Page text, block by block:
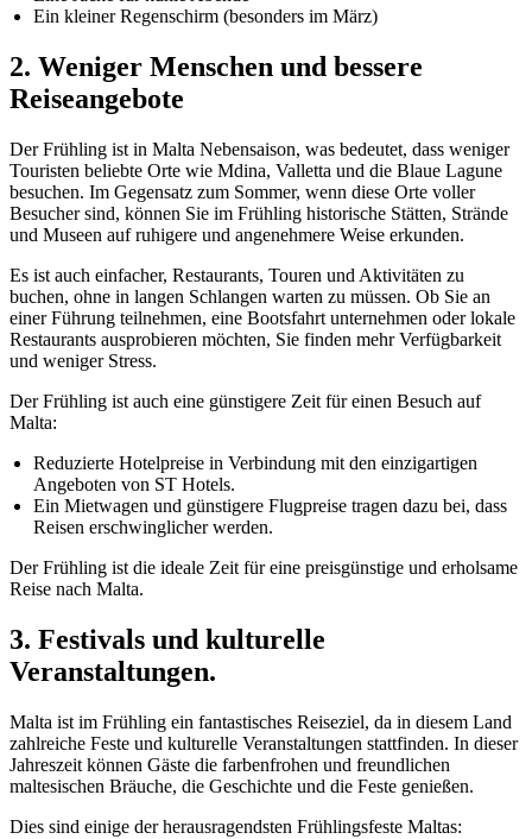
Ein kleiner Regenschirm (besonders im März)
2. Weniger Menschen und bessere
Reiseangebote
Der Frühling ist in Malta Nebensaison, was bedeutet, dass weniger
Touristen beliebte Orte wie Mdina, Valletta und die Blaue Lagune
besuchen. Im Gegensatz zum Sommer, wenn diese Orte voller
Besucher sind, können Sie im Frühling historische Stätten, Strände
und Museen auf ruhigere und angenehmere Weise erkunden.
Es ist auch einfacher, Restaurants, Touren und Aktivitäten zu
buchen, ohne in langen Schlangen warten zu müssen. Ob Sie an
einer Führung teilnehmen, eine Bootsfahrt unternehmen oder lokale
Restaurants ausprobieren möchten, Sie finden mehr Verfügbarkeit
und weniger Stress.
Der Frühling ist auch eine günstigere Zeit für einen Besuch auf
Malta:
Reduzierte Hotelpreise in Verbindung mit den einzigartigen
Angeboten von ST Hotels.
Ein Mietwagen und günstigere Flugpreise tragen dazu bei, dass
Reisen erschwinglicher werden.
Der Frühling ist die ideale Zeit für eine preisgünstige und erholsame
Reise nach Malta.
3. Festivals und kulturelle
Veranstaltungen.
Malta ist im Frühling ein fantastisches Reiseziel, da in diesem Land
zahlreiche Feste und kulturelle Veranstaltungen stattfinden. In dieser
Jahreszeit können Gäste die farbenfrohen und freundlichen
maltesischen Bräuche, die Geschichte und die Feste genießen.
Dies sind einige der herausragendsten Frühlingsfeste Maltas: